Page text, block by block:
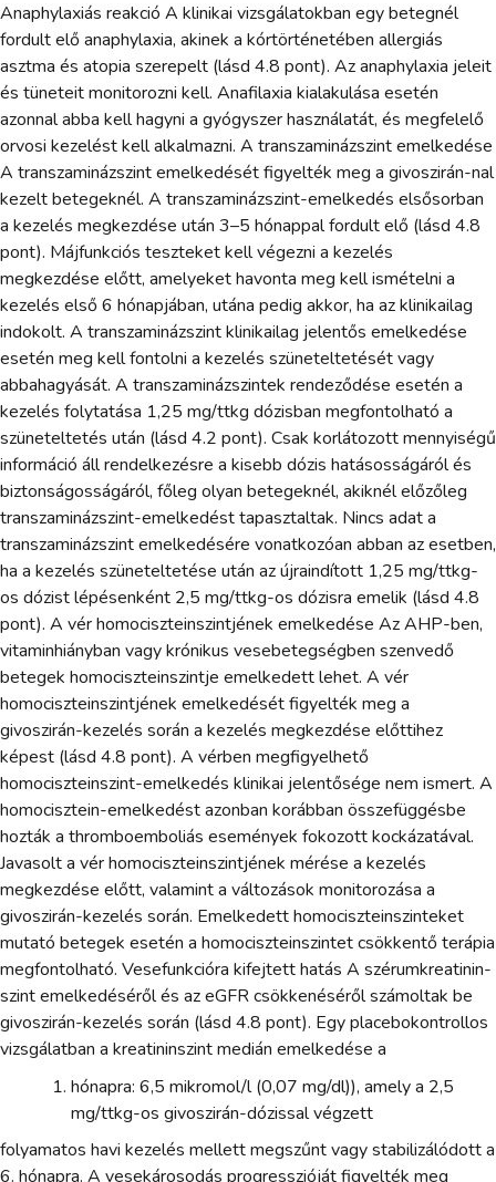
Anaphylaxiás reakció A klinikai vizsgálatokban egy betegnél
fordult elő anaphylaxia, akinek a kórtörténetében allergiás
asztma és atopia szerepelt (lásd 4.8 pont). Az anaphylaxia jeleit
és tüneteit monitorozni kell. Anafilaxia kialakulása esetén
azonnal abba kell hagyni a gyógyszer használatát, és megfelelő
orvosi kezelést kell alkalmazni. A transzaminázszint emelkedése
A transzaminázszint emelkedését figyelték meg a givoszirán-nal
kezelt betegeknél. A transzaminázszint-emelkedés elsősorban
a kezelés megkezdése után 3–5 hónappal fordult elő (lásd 4.8
pont). Májfunkciós teszteket kell végezni a kezelés
megkezdése előtt, amelyeket havonta meg kell ismételni a
kezelés első 6 hónapjában, utána pedig akkor, ha az klinikailag
indokolt. A transzaminázszint klinikailag jelentős emelkedése
esetén meg kell fontolni a kezelés szüneteltetését vagy
abbahagyását. A transzaminázszintek rendeződése esetén a
kezelés folytatása 1,25 mg/ttkg dózisban megfontolható a
szüneteltetés után (lásd 4.2 pont). Csak korlátozott mennyiségű
információ áll rendelkezésre a kisebb dózis hatásosságáról és
biztonságosságáról, főleg olyan betegeknél, akiknél előzőleg
transzaminázszint-emelkedést tapasztaltak. Nincs adat a
transzaminázszint emelkedésére vonatkozóan abban az esetben,
ha a kezelés szüneteltetése után az újraindított 1,25 mg/ttkg-
os dózist lépésenként 2,5 mg/ttkg-os dózisra emelik (lásd 4.8
pont). A vér homociszteinszintjének emelkedése Az AHP-ben,
vitaminhiányban vagy krónikus vesebetegségben szenvedő
betegek homociszteinszintje emelkedett lehet. A vér
homociszteinszintjének emelkedését figyelték meg a
givoszirán-kezelés során a kezelés megkezdése előttihez
képest (lásd 4.8 pont). A vérben megfigyelhető
homociszteinszint-emelkedés klinikai jelentősége nem ismert. A
homocisztein-emelkedést azonban korábban összefüggésbe
hozták a thromboemboliás események fokozott kockázatával.
Javasolt a vér homociszteinszintjének mérése a kezelés
megkezdése előtt, valamint a változások monitorozása a
givoszirán-kezelés során. Emelkedett homociszteinszinteket
mutató betegek esetén a homociszteinszintet csökkentő terápia
megfontolható. Vesefunkcióra kifejtett hatás A szérumkreatinin-
szint emelkedéséről és az eGFR csökkenéséről számoltak be
givoszirán-kezelés során (lásd 4.8 pont). Egy placebokontrollos
vizsgálatban a kreatininszint medián emelkedése a
hónapra: 6,5 mikromol/l (0,07 mg/dl)), amely a 2,5
mg/ttkg-os givoszirán-dózissal végzett
folyamatos havi kezelés mellett megszűnt vagy stabilizálódott a
6. hónapra. A vesekárosodás progresszióját figyelték meg